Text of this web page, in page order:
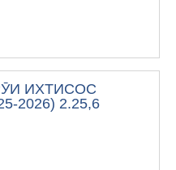
ИХТИСОС
2026) 2.25,6